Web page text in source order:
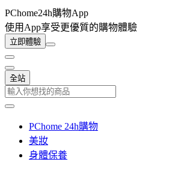
PChome24h購物App
使用App享受更優質的購物體驗
立即體驗
全站
PChome 24h購物
美妝
身體保養